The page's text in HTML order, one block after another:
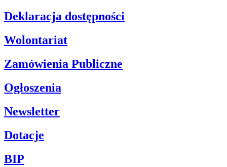
Deklaracja dostępności
Wolontariat
Zamówienia Publiczne
Ogłoszenia
Newsletter
Dotacje
BIP